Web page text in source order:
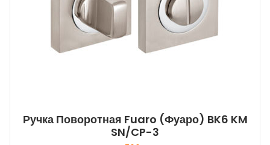
Ручка Поворотная Fuaro (Фуаро) BK6 KM
SN/CP-3